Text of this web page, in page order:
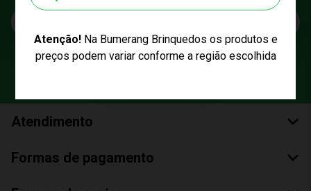
Atenção!Na Bumerang Brinquedos os produtos e
preços podem variar conforme a região escolhida
E-mail
Atendimento
Formas de pagamento